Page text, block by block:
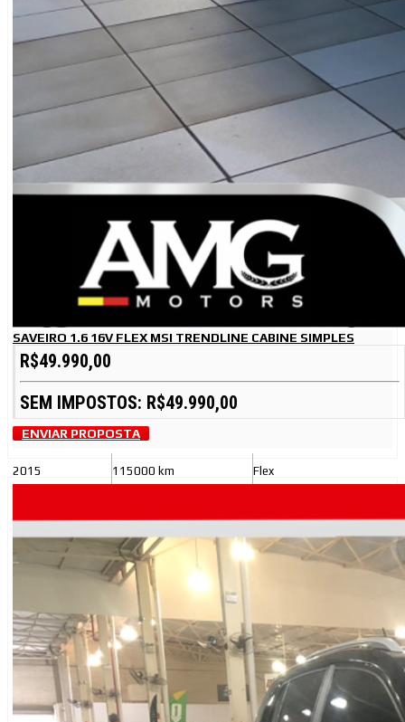
SAVEIRO 1.6 16V FLEX MSI TRENDLINE CABINE SIMPLES
R$49.990,00
SEM IMPOSTOS: R$49.990,00
ENVIAR PROPOSTA
2015 115000 km Flex